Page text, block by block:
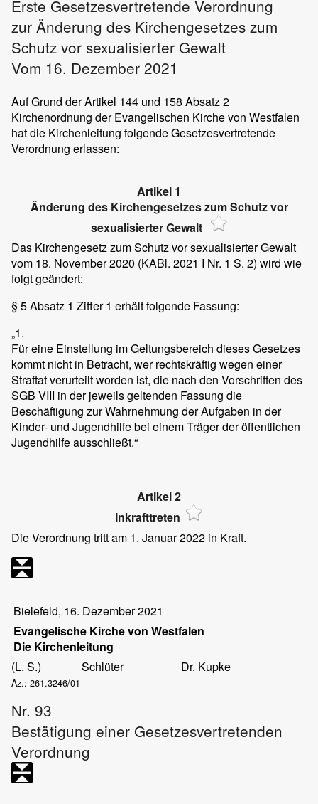
Erste Gesetzesvertretende Verordnung
zur Änderung des Kirchengesetzes zum
Schutz vor sexualisierter Gewalt
Vom 16. Dezember 2021
Auf Grund der Artikel 144 und 158 Absatz 2
Kirchenordnung der Evangelischen Kirche von Westfalen
hat die Kirchenleitung folgende Gesetzesvertretende
Verordnung erlassen:
Artikel 1
Änderung des Kirchengesetzes zum Schutz vor
sexualisierter Gewalt
Das Kirchengesetz zum Schutz vor sexualisierter Gewalt
vom 18. November 2020 (KABl. 2021 I Nr. 1 S. 2) wird wie
folgt geändert:
§ 5 Absatz 1 Ziffer 1 erhält folgende Fassung:
„1.
Für eine Einstellung im Geltungsbereich dieses Gesetzes
kommt nicht in Betracht, wer rechtskräftig wegen einer
Straftat verurteilt worden ist, die nach den Vorschriften des
SGB VIII in der jeweils geltenden Fassung die
Beschäftigung zur Wahrnehmung der Aufgaben in der
Kinder- und Jugendhilfe bei einem Träger der öffentlichen
Jugendhilfe ausschließt.“
Artikel 2
Inkrafttreten
Die Verordnung tritt am 1. Januar 2022 in Kraft.
Bielefeld, 16. Dezember 2021
Evangelische Kirche von Westfalen
Die Kirchenleitung
(L. S.)
Schlüter Dr. Kupke
Az.: 261.3246/01
Nr. 93
Bestätigung einer Gesetzesvertretenden
Verordnung